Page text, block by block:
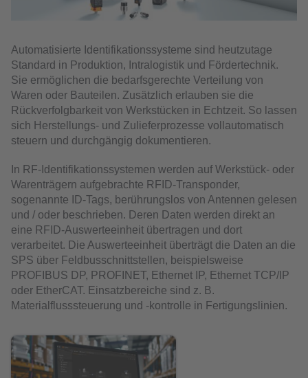
Automatisierte Identifikationssysteme sind heutzutage
Standard in Produktion, Intralogistik und Fördertechnik.
Sie ermöglichen die bedarfsgerechte Verteilung von
Waren oder Bauteilen. Zusätzlich erlauben sie die
Rückverfolgbarkeit von Werkstücken in Echtzeit. So lassen
sich Herstellungs- und Zulieferprozesse vollautomatisch
steuern und durchgängig dokumentieren.
In RF-Identifikationssystemen werden auf Werkstück- oder
Warenträgern aufgebrachte RFID-Transponder,
sogenannte ID-Tags, berührungslos von Antennen gelesen
und / oder beschrieben. Deren Daten werden direkt an
eine RFID-Auswerteeinheit übertragen und dort
verarbeitet. Die Auswerteeinheit überträgt die Daten an die
SPS über Feldbusschnittstellen, beispielsweise
PROFIBUS DP, PROFINET, Ethernet IP, Ethernet TCP/IP
oder EtherCAT. Einsatzbereiche sind z. B.
Materialflusssteuerung und -kontrolle in Fertigungslinien.